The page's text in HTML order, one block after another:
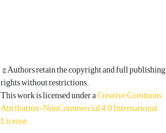
© Authors retain the copyright and full publishing
rights without restrictions.
This work is licensed under aCreative Commons
Attribution-NonCommercial 4.0 International
License.